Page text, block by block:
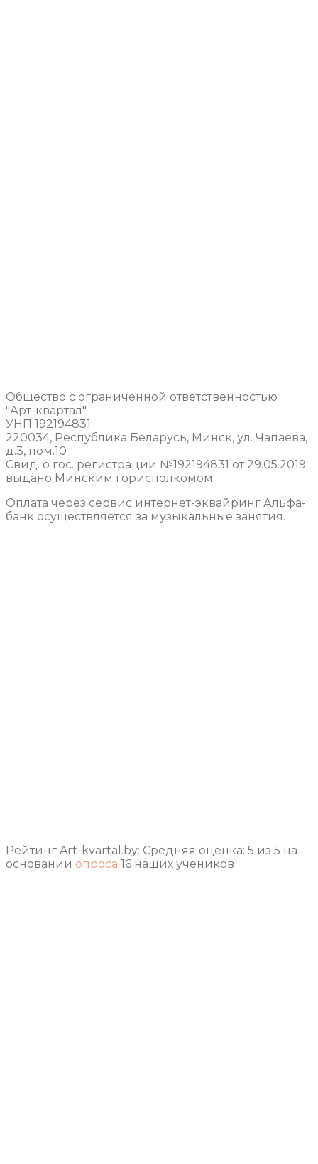
Общество с ограниченной ответственностью
"Арт-квартал"
УНП 192194831
220034, Республика Беларусь, Минск, ул. Чапаева,
д.3, пом.10
Свид. о гос. регистрации №192194831 от 29.05.2019
выдано Минским горисполкомом
Оплата через сервис интернет-эквайринг Альфа-
банк осуществляется за музыкальные занятия.
Рейтинг Art-kvartal.by: Средняя оценка: 5 из 5 на
основании опроса 16 наших учеников